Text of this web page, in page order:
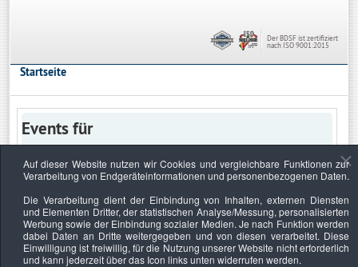
Der BDSF ist zertifiziert
nach ISO 9001:2015
Startseite
Events für
Keine Termine
Auf dieser Website nutzen wir Cookies und vergleichbare Funktionen zur
Verarbeitung von Endgeräteinformationen und personenbezogenen Daten.
Die Verarbeitung dient der Einbindung von Inhalten, externen Diensten
und Elementen Dritter, der statistischen Analyse/Messung, personalisierten
Werbung sowie der Einbindung sozialer Medien. Je nach Funktion werden
dabei Daten an Dritte weitergegeben und von diesen verarbeitet. Diese
Einwilligung ist freiwillig, für die Nutzung unserer Website nicht erforderlich
und kann jederzeit über das Icon links unten widerrufen werden.